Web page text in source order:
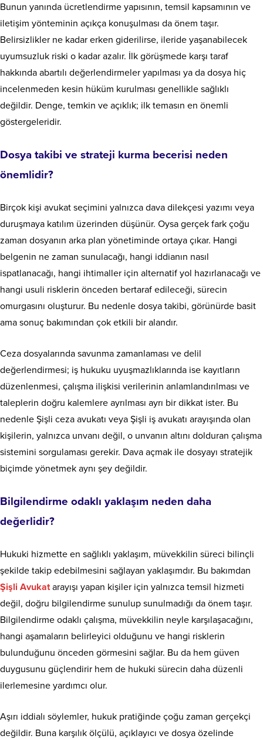
Bunun yanında ücretlendirme yapısının, temsil kapsamının ve
iletişim yönteminin açıkça konuşulması da önem taşır.
Belirsizlikler ne kadar erken giderilirse, ileride yaşanabilecek
uyumsuzluk riski o kadar azalır. İlk görüşmede karşı taraf
hakkında abartılı değerlendirmeler yapılması ya da dosya hiç
incelenmeden kesin hüküm kurulması genellikle sağlıklı
değildir. Denge, temkin ve açıklık; ilk temasın en önemli
göstergeleridir.
Dosya takibi ve strateji kurma becerisi neden
önemlidir?
Birçok kişi avukat seçimini yalnızca dava dilekçesi yazımı veya
duruşmaya katılım üzerinden düşünür. Oysa gerçek fark çoğu
zaman dosyanın arka plan yönetiminde ortaya çıkar. Hangi
belgenin ne zaman sunulacağı, hangi iddianın nasıl
ispatlanacağı, hangi ihtimaller için alternatif yol hazırlanacağı ve
hangi usuli risklerin önceden bertaraf edileceği, sürecin
omurgasını oluşturur. Bu nedenle dosya takibi, görünürde basit
ama sonuç bakımından çok etkili bir alandır.
Ceza dosyalarında savunma zamanlaması ve delil
değerlendirmesi; iş hukuku uyuşmazlıklarında ise kayıtların
düzenlenmesi, çalışma ilişkisi verilerinin anlamlandırılması ve
taleplerin doğru kalemlere ayrılması ayrı bir dikkat ister. Bu
nedenle Şişli ceza avukatı veya Şişli iş avukatı arayışında olan
kişilerin, yalnızca unvanı değil, o unvanın altını dolduran çalışma
sistemini sorgulaması gerekir. Dava açmak ile dosyayı stratejik
biçimde yönetmek aynı şey değildir.
Bilgilendirme odaklı yaklaşım neden daha
değerlidir?
Hukuki hizmette en sağlıklı yaklaşım, müvekkilin süreci bilinçli
şekilde takip edebilmesini sağlayan yaklaşımdır. Bu bakımdan
Şişli Avukatarayışı yapan kişiler için yalnızca temsil hizmeti
değil, doğru bilgilendirme sunulup sunulmadığı da önem taşır.
Bilgilendirme odaklı çalışma, müvekkilin neyle karşılaşacağını,
hangi aşamaların belirleyici olduğunu ve hangi risklerin
bulunduğunu önceden görmesini sağlar. Bu da hem güven
duygusunu güçlendirir hem de hukuki sürecin daha düzenli
ilerlemesine yardımcı olur.
Aşırı iddialı söylemler, hukuk pratiğinde çoğu zaman gerçekçi
değildir. Buna karşılık ölçülü, açıklayıcı ve dosya özelinde